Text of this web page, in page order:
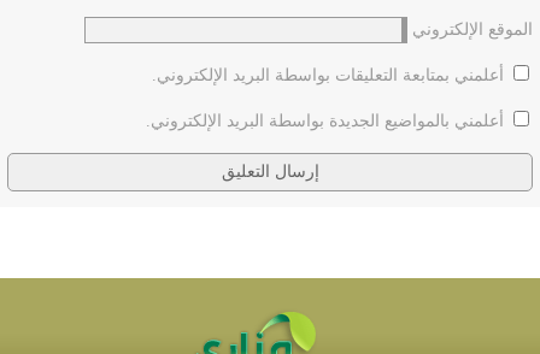
(٣٦٠) صَاحِبُ هذَا الأمْرِ مِنْ وُلْدِي هُوَ الَّذِي يُقَالُ: مَاتَ أَوْ هَلَكَ، لا، بَلْ فِي
أَيِّ وَادٍ سَلَكَ
الموقع الإلكتروني
أعلمني بمتابعة التعليقات بواسطة البريد الإلكتروني.
أعلمني بالمواضيع الجديدة بواسطة البريد الإلكتروني.